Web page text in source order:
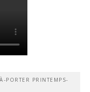
PORTER PRINTEMPS-